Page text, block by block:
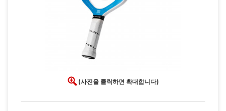
(사진을 클릭하면 확대합니다)